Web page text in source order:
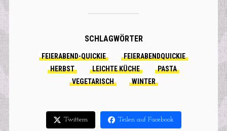
SCHLAGWÖRTER
FEIERABEND-QUICKIE
FEIERABENDQUICKIE
HERBST
LEICHTE KÜCHE
PASTA
VEGETARISCH
WINTER
Twittern Teilen auf Facebook